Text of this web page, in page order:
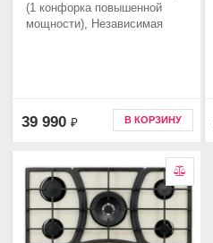
(1 конфорка повышенной
мощности), Независимая
39 990 ₽ В КОРЗИНУ